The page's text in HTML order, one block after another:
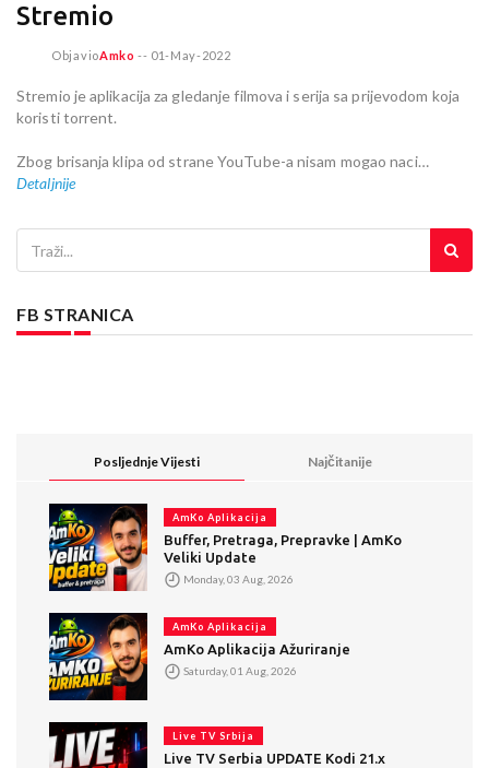
Stremio
ObjavioAmko -- 01-May-2022
Stremio je aplikacija za gledanje filmova i serija sa prijevodom koja
koristi torrent.
Zbog brisanja klipa od strane YouTube-a nisam mogao naci…
Detaljnije
FB STRANICA
Posljednje Vijesti Najčitanije
AmKo Aplikacija
Buffer, Pretraga, Prepravke | AmKo
Veliki Update
Monday, 03 Aug, 2026
AmKo Aplikacija
AmKo Aplikacija Ažuriranje
Saturday, 01 Aug, 2026
Live TV Srbija
Live TV Serbia UPDATE Kodi 21.x